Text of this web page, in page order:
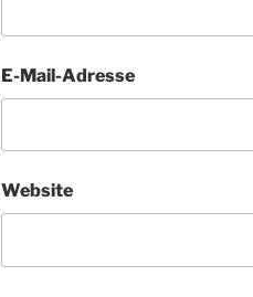
E-Mail-Adresse
Website